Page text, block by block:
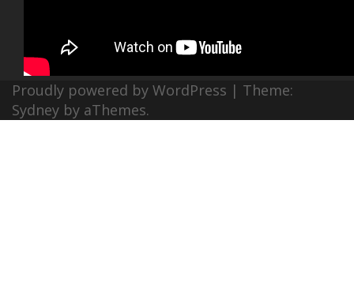
Proudly powered by WordPress | Theme:
Sydney by aThemes.